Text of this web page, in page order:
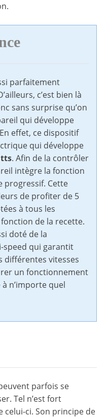
parfaitement
c’est bien là
sans surprise qu’on
qui développe
effet, ce dispositif
qui développe
. Afin de la contrôler
intègre la fonction
progressif. Cette
de profiter de 5
à tous les
de la recette.
doté de la
qui garantit
différentes vitesses
un fonctionnement
n’importe quel
parfois se
Tel n’est fort
celui-ci. Son principe de